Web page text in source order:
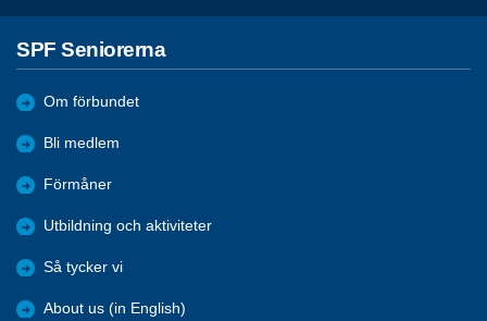
SPF Seniorerna
Om förbundet
Bli medlem
Förmåner
Utbildning och aktiviteter
Så tycker vi
About us (in English)